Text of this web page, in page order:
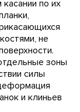
по их
не
зоны
силы
и клиньев